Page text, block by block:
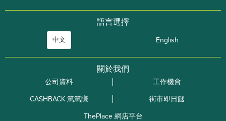
語言選擇
中文 English
關於我們
公司資料
工作機會
CASHBACK 篤篤賺
街市即日餸
ThePlace 網店平台